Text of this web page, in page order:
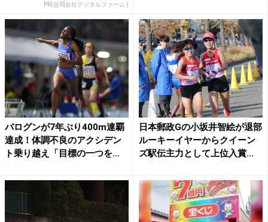
PR(合同会社デジタルファーム )
バログンが7年ぶり400m連覇
達成！体調不良のアクシデン
ト乗り越え「目標の一つを...
日本郵政Gの小坂井智絵が退部
ルーキーイヤーからクイーン
ズ駅伝主力として上位入賞...